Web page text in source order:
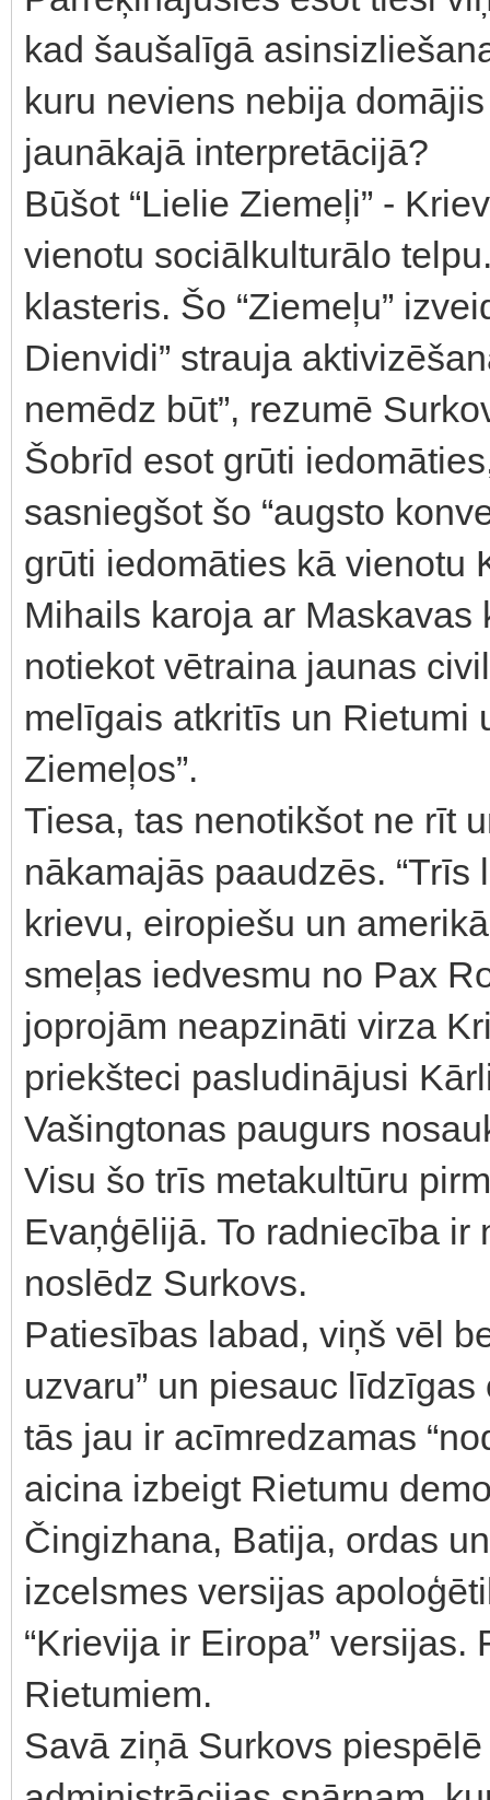
kad šaušalīgā
kuru neviens nebija
jaunākajā interpretācijā?
Būšot “Lielie Ziemeļi” -
vienotu sociālkulturālo
klasteris. Šo “Ziemeļu”
Dienvidi” strauja
nemēdz būt”, rezumē
Šobrīd esot grūti
sasniegšot šo “augsto
grūti iedomāties kā vienotu
Mihails karoja ar
notiekot vētraina jaunas
melīgais atkritīs un Rietumi
Ziemeļos”.
Tiesa, tas nenotikšot ne rīt
nākamajās paaudzēs.
krievu, eiropiešu un
smeļas iedvesmu no Pax
joprojām neapzināti virza
priekšteci pasludinājusi
Vašingtonas paugurs
Visu šo trīs metakultūru
Evaņģēlijā. To radniecība ir
noslēdz Surkovs.
Patiesības labad, viņš vēl
uzvaru” un piesauc
tās jau ir acīmredzamas
aicina izbeigt Rietumu
Čingizhana, Batija, ordas
izcelsmes versijas
“Krievija ir Eiropa”
Rietumiem.
Savā ziņā Surkovs